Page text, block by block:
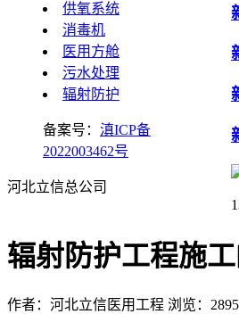
辐射防护工程施
作者：河北立信医用工程 浏览：2895
供氧系统
消毒机
医用方舱
污水处理
辐射防护
备案号： 滇ICP备
2022003462号
河北立信总公司